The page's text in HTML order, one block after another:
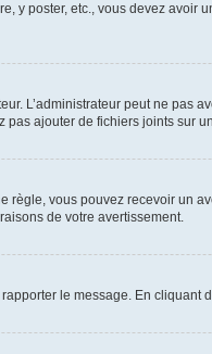
y poster, etc., vous devez
L’administrateur peut ne
pas ajouter de fichiers joints sur
vous pouvez recevoir un
de votre avertissement.
le message. En